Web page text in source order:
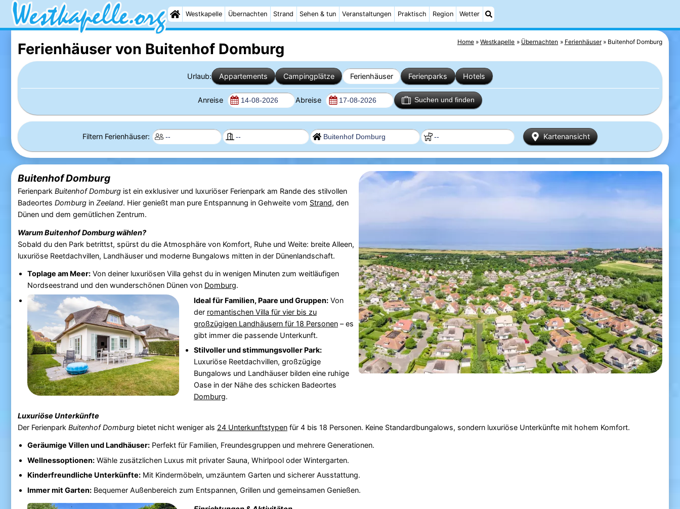
Westkapelle Übernachten Strand Sehen & tun Veranstaltungen Praktisch Region Wetter
Home Westkapelle Übernachten Ferienhäuser Buitenhof Domburg
Ferienhäuser von Buitenhof Domburg
Urlaub: Appartements Campingplätze Ferienhäuser Ferienparks Hotels
Anreise Abreise Suchen und finden
Filtern Ferienhäuser: Kartenansicht
Buitenhof Domburg
Ferienpark Buitenhof Domburgist ein exklusiver und luxuriöser Ferienpark am Rande des stilvollen
Badeortes Domburgin Zeeland. Hier genießt man pure Entspannung in Gehweite vom Strand, den
Dünen und dem gemütlichen Zentrum.
WarumBuitenhof Domburgwählen?
Sobald du den Park betrittst, spürst du die Atmosphäre von Komfort, Ruhe und Weite: breite Alleen,
luxuriöse Reetdachvillen, Landhäuser und moderne Bungalows mitten in der Dünenlandschaft.
Toplage am Meer:Von deiner luxuriösen Villa gehst du in wenigen Minuten zum weitläufigen
Nordseestrand und den wunderschönen Dünen von Domburg.
Ideal für Familien, Paare und Gruppen:Von
der romantischen Villa für vier bis zu
großzügigen Landhäusern für 18 Personen– es
gibt immer die passende Unterkunft.
Stilvoller und stimmungsvoller Park:
Luxuriöse Reetdachvillen, großzügige
Bungalows und Landhäuser bilden eine ruhige
Oase in der Nähe des schicken Badeortes
Domburg.
Luxuriöse Unterkünfte
Der Ferienpark Buitenhof Domburgbietet nicht weniger als 24 Unterkunftstypenfür 4 bis 18 Personen. Keine Standardbungalows, sondern luxuriöse Unterkünfte mit hohem Komfort.
Geräumige Villen und Landhäuser:Perfekt für Familien, Freundesgruppen und mehrere Generationen.
Wellnessoptionen:Wähle zusätzlichen Luxus mit privater Sauna, Whirlpool oder Wintergarten.
Kinderfreundliche Unterkünfte:Mit Kindermöbeln, umzäuntem Garten und sicherer Ausstattung.
Immer mit Garten:Bequemer Außenbereich zum Entspannen, Grillen und gemeinsamen Genießen.